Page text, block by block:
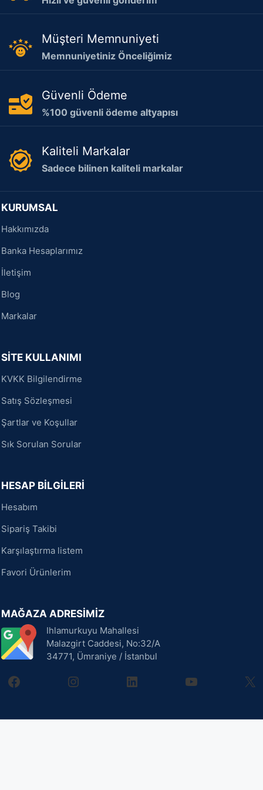
Müşteri Memnuniyeti
Memnuniyetiniz Önceliğimiz
Güvenli Ödeme
%100 güvenli ödeme altyapısı
Kaliteli Markalar
Sadece bilinen kaliteli markalar
KURUMSAL
Hakkımızda
Banka Hesaplarımız
İletişim
Blog
Markalar
SİTE KULLANIMI
KVKK Bilgilendirme
Satış Sözleşmesi
Şartlar ve Koşullar
Sık Sorulan Sorular
HESAP BİLGİLERİ
Hesabım
Sipariş Takibi
Karşılaştırma listem
Favori Ürünlerim
MAĞAZA ADRESİMİZ
Ihlamurkuyu Mahallesi
Malazgirt Caddesi, No:32/A
34771, Ümraniye / İstanbul
facebookinstagramlinkedin youtube X